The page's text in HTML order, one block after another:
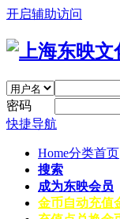
开启辅助访问
密码
快捷导航
Home分类首页
搜索
成为东映会员
金币自动充值